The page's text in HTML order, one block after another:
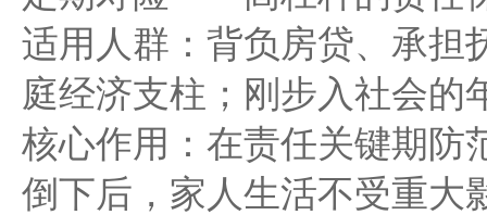
适用人群：背负房贷、承担
庭经济支柱；刚步入社会的
核心作用：在责任关键期防
倒下后，家人生活不受重大